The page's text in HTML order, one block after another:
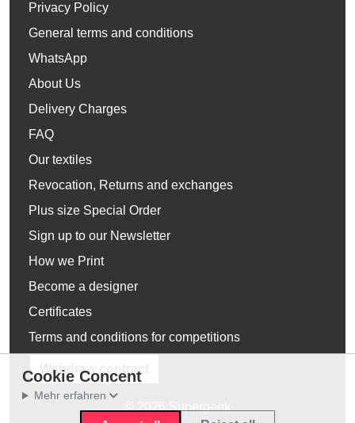
Privacy Policy
General terms and conditions
WhatsApp
About Us
Delivery Charges
FAQ
Our textiles
Revocation, Returns and exchanges
Plus size Special Order
Sign up to our Newsletter
How we Print
Become a designer
Certificates
Terms and conditions for competitions
Withdraw contract
Cookie Concent
Mehr erfahren